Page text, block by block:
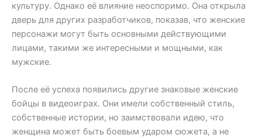
культуру. Однако её влияние неоспоримо. Она открыла
дверь для других разработчиков, показав, что женские
персонажи могут быть основными действующими
лицами, такими же интересными и мощными, как
мужские.
После её успеха появились другие знаковые женские
бойцы в видеоиграх. Они имели собственный стиль,
собственные истории, но заимствовали идею, что
женщина может быть боевым ударом сюжета, а не